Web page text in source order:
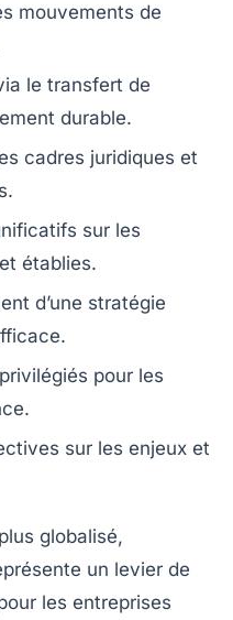
mouvements de
le transfert de
durable.
cadres juridiques et
sur les
établies.
d’une stratégie
pour les
sur les enjeux et
globalisé,
un levier de
les entreprises